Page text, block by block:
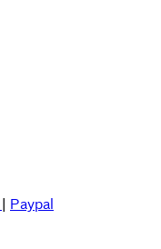
Paypal